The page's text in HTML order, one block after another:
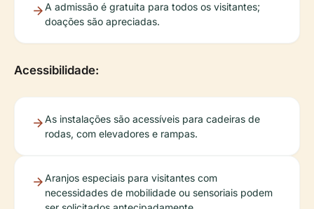
A admissão é gratuita para todos os visitantes;
doações são apreciadas.
Acessibilidade:
As instalações são acessíveis para cadeiras de
rodas, com elevadores e rampas.
Aranjos especiais para visitantes com
necessidades de mobilidade ou sensoriais podem